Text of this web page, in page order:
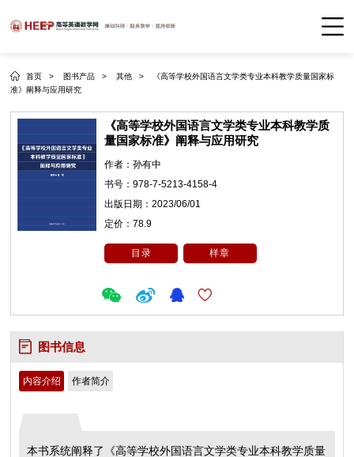
首页 > 图书产品 > 其他 >
《高等学校外国语言文学类专业本科教学质量国家标
准》阐释与应用研究
《高等学校外国语言文学类专业本科教学质
量国家标准》阐释与应用研究
作者：孙有中
书号：978-7-5213-4158-4
出版日期：2023/06/01
定价：78.9
目录 样章
图书信息
内容介绍 作者简介
本书系统阐释了《高等学校外国语言文学类专业本科教学质量